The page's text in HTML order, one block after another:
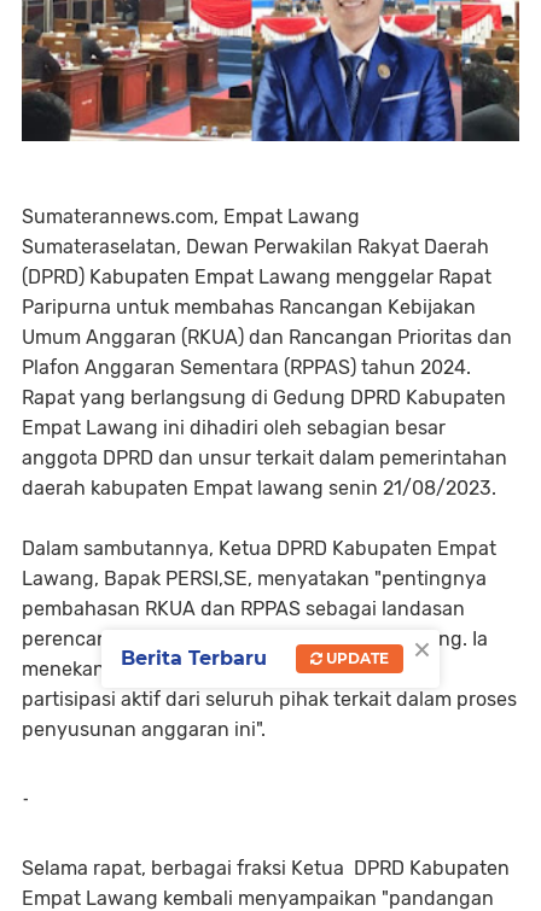
Sumaterannews.com, Empat Lawang
Sumateraselatan, Dewan Perwakilan Rakyat Daerah
(DPRD) Kabupaten Empat Lawang menggelar Rapat
Paripurna untuk membahas Rancangan Kebijakan
Umum Anggaran (RKUA) dan Rancangan Prioritas dan
Plafon Anggaran Sementara (RPPAS) tahun 2024.
Rapat yang berlangsung di Gedung DPRD Kabupaten
Empat Lawang ini dihadiri oleh sebagian besar
anggota DPRD dan unsur terkait dalam pemerintahan
daerah kabupaten Empat lawang senin 21/08/2023.
Dalam sambutannya, Ketua DPRD Kabupaten Empat
Lawang, Bapak PERSI,SE, menyatakan "pentingnya
pembahasan RKUA dan RPPAS sebagai landasan
perencanaan anggaran untuk tahun mendatang. Ia
menekankan transparansi, akuntabilitas, dan
partisipasi aktif dari seluruh pihak terkait dalam proses
penyusunan anggaran ini".
-
Selama rapat, berbagai fraksi Ketua DPRD Kabupaten
Empat Lawang kembali menyampaikan "pandangan
×
Berita Terbaru UPDATE